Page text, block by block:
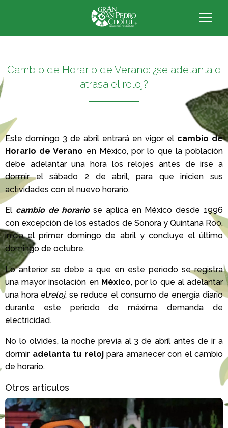
Cambio de Horario de Verano: ¿se adelanta o
atrasa el reloj?
Este domingo 3 de abril entrará en vigor el cambio de
Horario de Verano en México, por lo que la población
debe adelantar una hora los relojes antes de irse a
dormir el sábado 2 de abril, para que inicien sus
actividades con el nuevo horario.
El cambio de horariose aplica en México desde 1996
con excepción de los estados de Sonora y Quintana Roo,
inicia el primer domingo de abril y concluye el último
domingo de octubre.
Lo anterior se debe a que en este periodo se registra
una mayor insolación en México, por lo que al adelantar
una hora elreloj, se reduce el consumo de energía diario
durante este periodo de máxima demanda de
electricidad.
No lo olvides, la noche previa al 3 de abril antes de ir a
dormir adelanta tu relojpara amanecer con el cambio
de horario.
Otros artículos